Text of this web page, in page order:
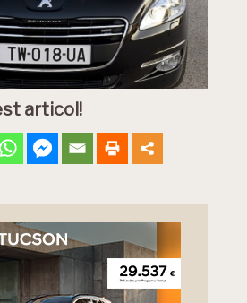
articol!